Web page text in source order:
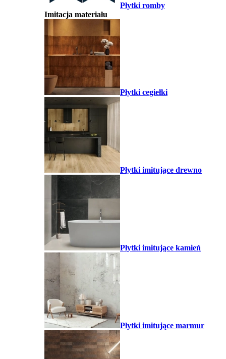
Płytki romby
Imitacja materiału
Płytki cegiełki
Płytki imitujące drewno
Płytki imitujące kamień
Płytki imitujące marmur